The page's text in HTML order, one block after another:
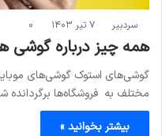
سردبیر ۷ تیر ۱۴۰۳ ۰
همه چیز درباره گوشی
گوشی‌های استوک گوشی‌های
مختلف به فروشگاه‌ها
بیشتر بخوانید »